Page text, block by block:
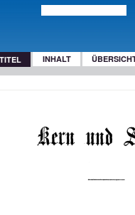
TITEL INHALT